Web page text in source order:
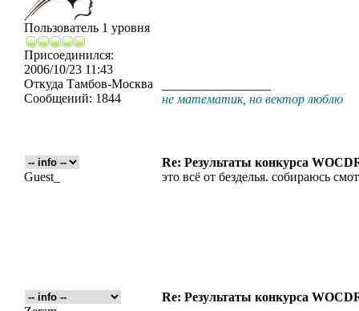
Пользователь 1 уровня
Присоединился:
2006/10/23 11:43
Откуда Тамбов-Москва
Сообщений: 1844
не математик, но вектор люблю
Re: Результаты конкурса
Guest_
это всё от безделья. собираюсь
Re: Результаты конкурса